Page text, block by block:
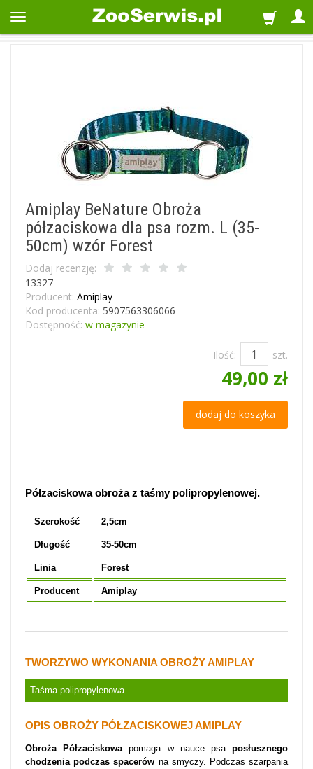
Amiplay BeNature Obroża
półzaciskowa dla psa rozm. L (35-
50cm) wzór Forest
Dodaj recenzję:
13327
Producent: Amiplay
Kod producenta: 5907563306066
Dostępność: w magazynie
Ilość: szt.
49,00 zł
dodaj do koszyka
Półzaciskowa obroża z taśmy polipropylenowej.
Szerokość 2,5cm
Długość 35-50cm
Linia Forest
Producent Amiplay
TWORZYWO WYKONANIA OBROŻY AMIPLAY
Taśma polipropylenowa
OPIS OBROŻY PÓŁZACISKOWEJ AMIPLAY
Obroża Półzaciskowapomaga w nauce psaposłusznego
chodzenia podczas spacerów na smyczy. Podczas szarpania